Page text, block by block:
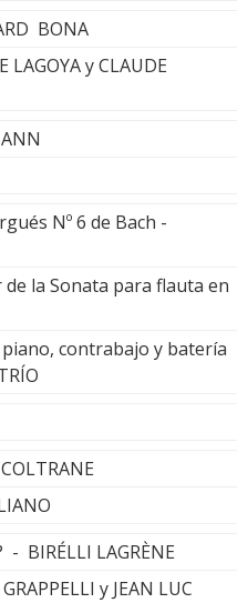
BONA
LAGOYA y CLAUDE
Nº 6 de Bach -
la Sonata para flauta en
contrabajo y batería
BIRÉLLI LAGRÈNE
y JEAN LUC